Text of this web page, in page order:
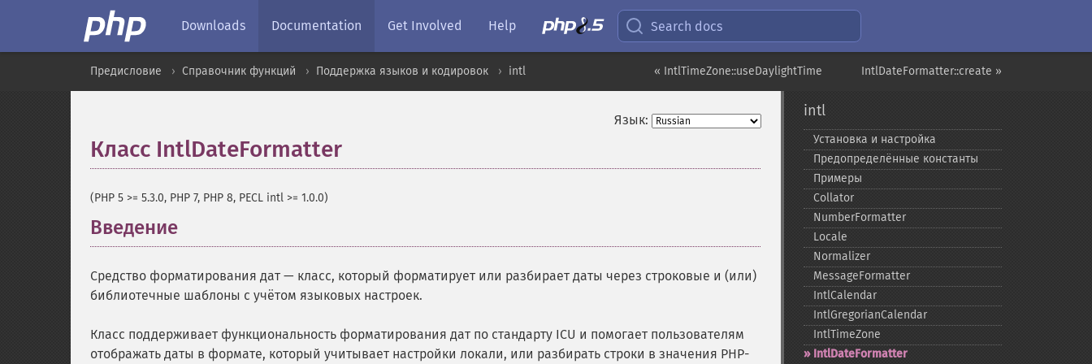
Downloads Documentation Get Involved Help Search docs
IntlDateFormatter::create »
« IntlTimeZone::useDaylightTime
Предисловие Справочник функций Поддержка языков и кодировок intl
Язык:
Класс IntlDateFormatter
(PHP 5 >= 5.3.0, PHP 7, PHP 8, PECL intl >= 1.0.0)
Введение
Средство форматирования дат — класс, который форматирует или разбирает даты через строковые и (или)
библиотечные шаблоны с учётом языковых настроек.
Класс поддерживает функциональность форматирования дат по стандарту ICU и помогает пользователям
отображать даты в формате, который учитывает настройки локали, или разбирать строки в значения PHP-
intl
Установка и настройка
Предопределённые константы
Примеры
Collator
NumberFormatter
Locale
Normalizer
MessageFormatter
IntlCalendar
IntlGregorianCalendar
IntlTimeZone
IntlDateFormatter